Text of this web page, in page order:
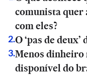
comunista
com eles?
2.O ‘pas de
3.Menos dinheiro
disponível do